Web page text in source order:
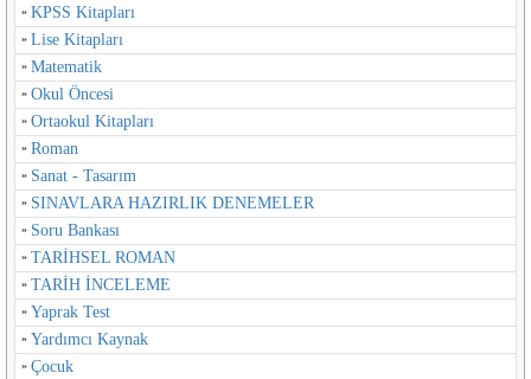
KPSS Kitapları
Lise Kitapları
Matematik
Okul Öncesi
Ortaokul Kitapları
Roman
Sanat - Tasarım
SINAVLARA HAZIRLIK DENEMELER
Soru Bankası
TARİHSEL ROMAN
TARİH İNCELEME
Yaprak Test
Yardımcı Kaynak
Çocuk